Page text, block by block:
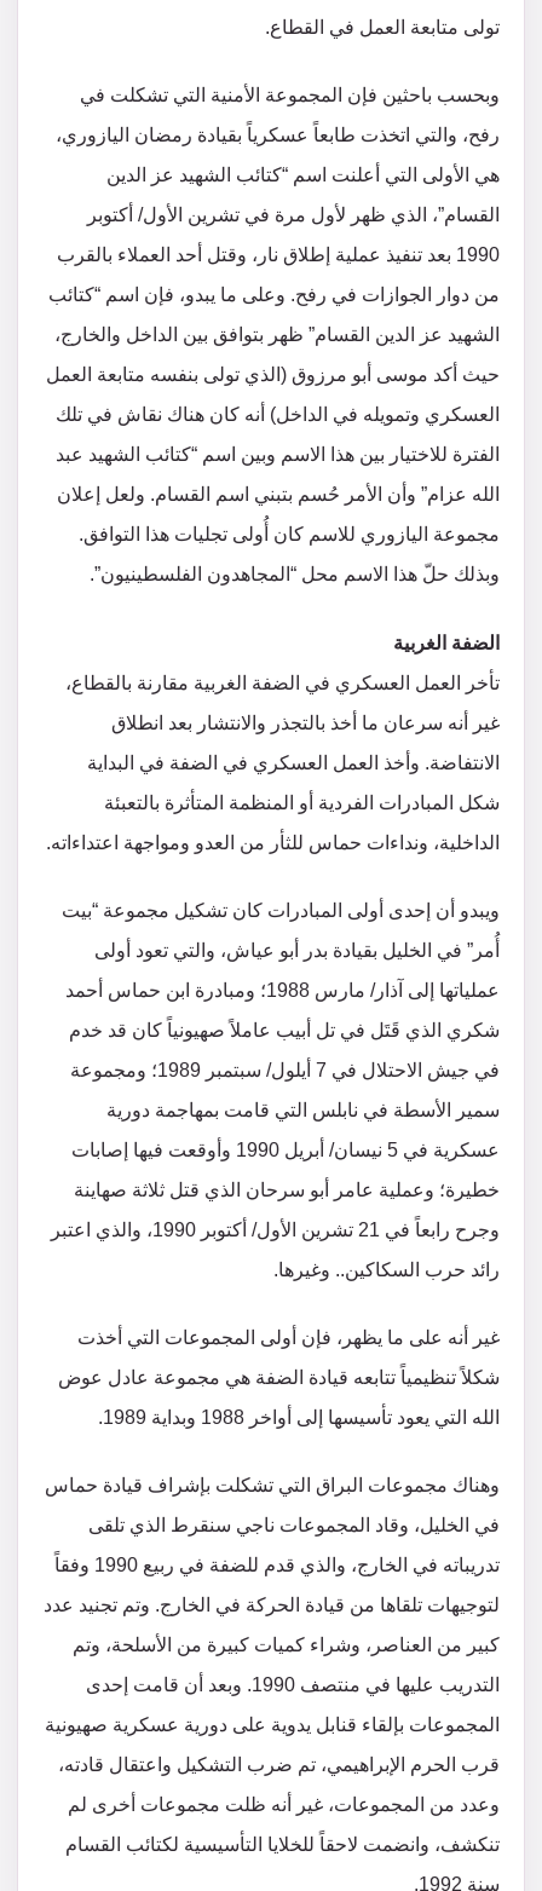
تولى متابعة العمل في القطاع.
وبحسب باحثين فإن المجموعة الأمنية التي تشكلت في
رفح، والتي اتخذت طابعاً عسكرياً بقيادة رمضان اليازوري،
هي الأولى التي أعلنت اسم “كتائب الشهيد عز الدين
القسام”، الذي ظهر لأول مرة في تشرين الأول/ أكتوبر
1990 بعد تنفيذ عملية إطلاق نار، وقتل أحد العملاء بالقرب
من دوار الجوازات في رفح. وعلى ما يبدو، فإن اسم “كتائب
الشهيد عز الدين القسام” ظهر بتوافق بين الداخل والخارج،
حيث أكد موسى أبو مرزوق (الذي تولى بنفسه متابعة العمل
العسكري وتمويله في الداخل) أنه كان هناك نقاش في تلك
الفترة للاختيار بين هذا الاسم وبين اسم “كتائب الشهيد عبد
الله عزام” وأن الأمر حُسم بتبني اسم القسام. ولعل إعلان
مجموعة اليازوري للاسم كان أُولى تجليات هذا التوافق.
وبذلك حلّ هذا الاسم محل “المجاهدون الفلسطينيون”.
الضفة الغربية
تأخر العمل العسكري في الضفة الغربية مقارنة بالقطاع،
غير أنه سرعان ما أخذ بالتجذر والانتشار بعد انطلاق
الانتفاضة. وأخذ العمل العسكري في الضفة في البداية
شكل المبادرات الفردية أو المنظمة المتأثرة بالتعبئة
الداخلية، ونداءات حماس للثأر من العدو ومواجهة اعتداءاته.
ويبدو أن إحدى أولى المبادرات كان تشكيل مجموعة “بيت
أُمر” في الخليل بقيادة بدر أبو عياش، والتي تعود أولى
عملياتها إلى آذار/ مارس 1988؛ ومبادرة ابن حماس أحمد
شكري الذي قَتَل في تل أبيب عاملاً صهيونياً كان قد خدم
في جيش الاحتلال في 7 أيلول/ سبتمبر 1989؛ ومجموعة
سمير الأسطة في نابلس التي قامت بمهاجمة دورية
عسكرية في 5 نيسان/ أبريل 1990 وأوقعت فيها إصابات
خطيرة؛ وعملية عامر أبو سرحان الذي قتل ثلاثة صهاينة
وجرح رابعاً في 21 تشرين الأول/ أكتوبر 1990، والذي اعتبر
رائد حرب السكاكين.. وغيرها.
غير أنه على ما يظهر، فإن أولى المجموعات التي أخذت
شكلاً تنظيمياً تتابعه قيادة الضفة هي مجموعة عادل عوض
الله التي يعود تأسيسها إلى أواخر 1988 وبداية 1989.
وهناك مجموعات البراق التي تشكلت بإشراف قيادة حماس
في الخليل، وقاد المجموعات ناجي سنقرط الذي تلقى
تدريباته في الخارج، والذي قدم للضفة في ربيع 1990 وفقاً
لتوجيهات تلقاها من قيادة الحركة في الخارج. وتم تجنيد عدد
كبير من العناصر، وشراء كميات كبيرة من الأسلحة، وتم
التدريب عليها في منتصف 1990. وبعد أن قامت إحدى
المجموعات بإلقاء قنابل يدوية على دورية عسكرية صهيونية
قرب الحرم الإبراهيمي، تم ضرب التشكيل واعتقال قادته،
وعدد من المجموعات، غير أنه ظلت مجموعات أخرى لم
تنكشف، وانضمت لاحقاً للخلايا التأسيسية لكتائب القسام
سنة 1992.